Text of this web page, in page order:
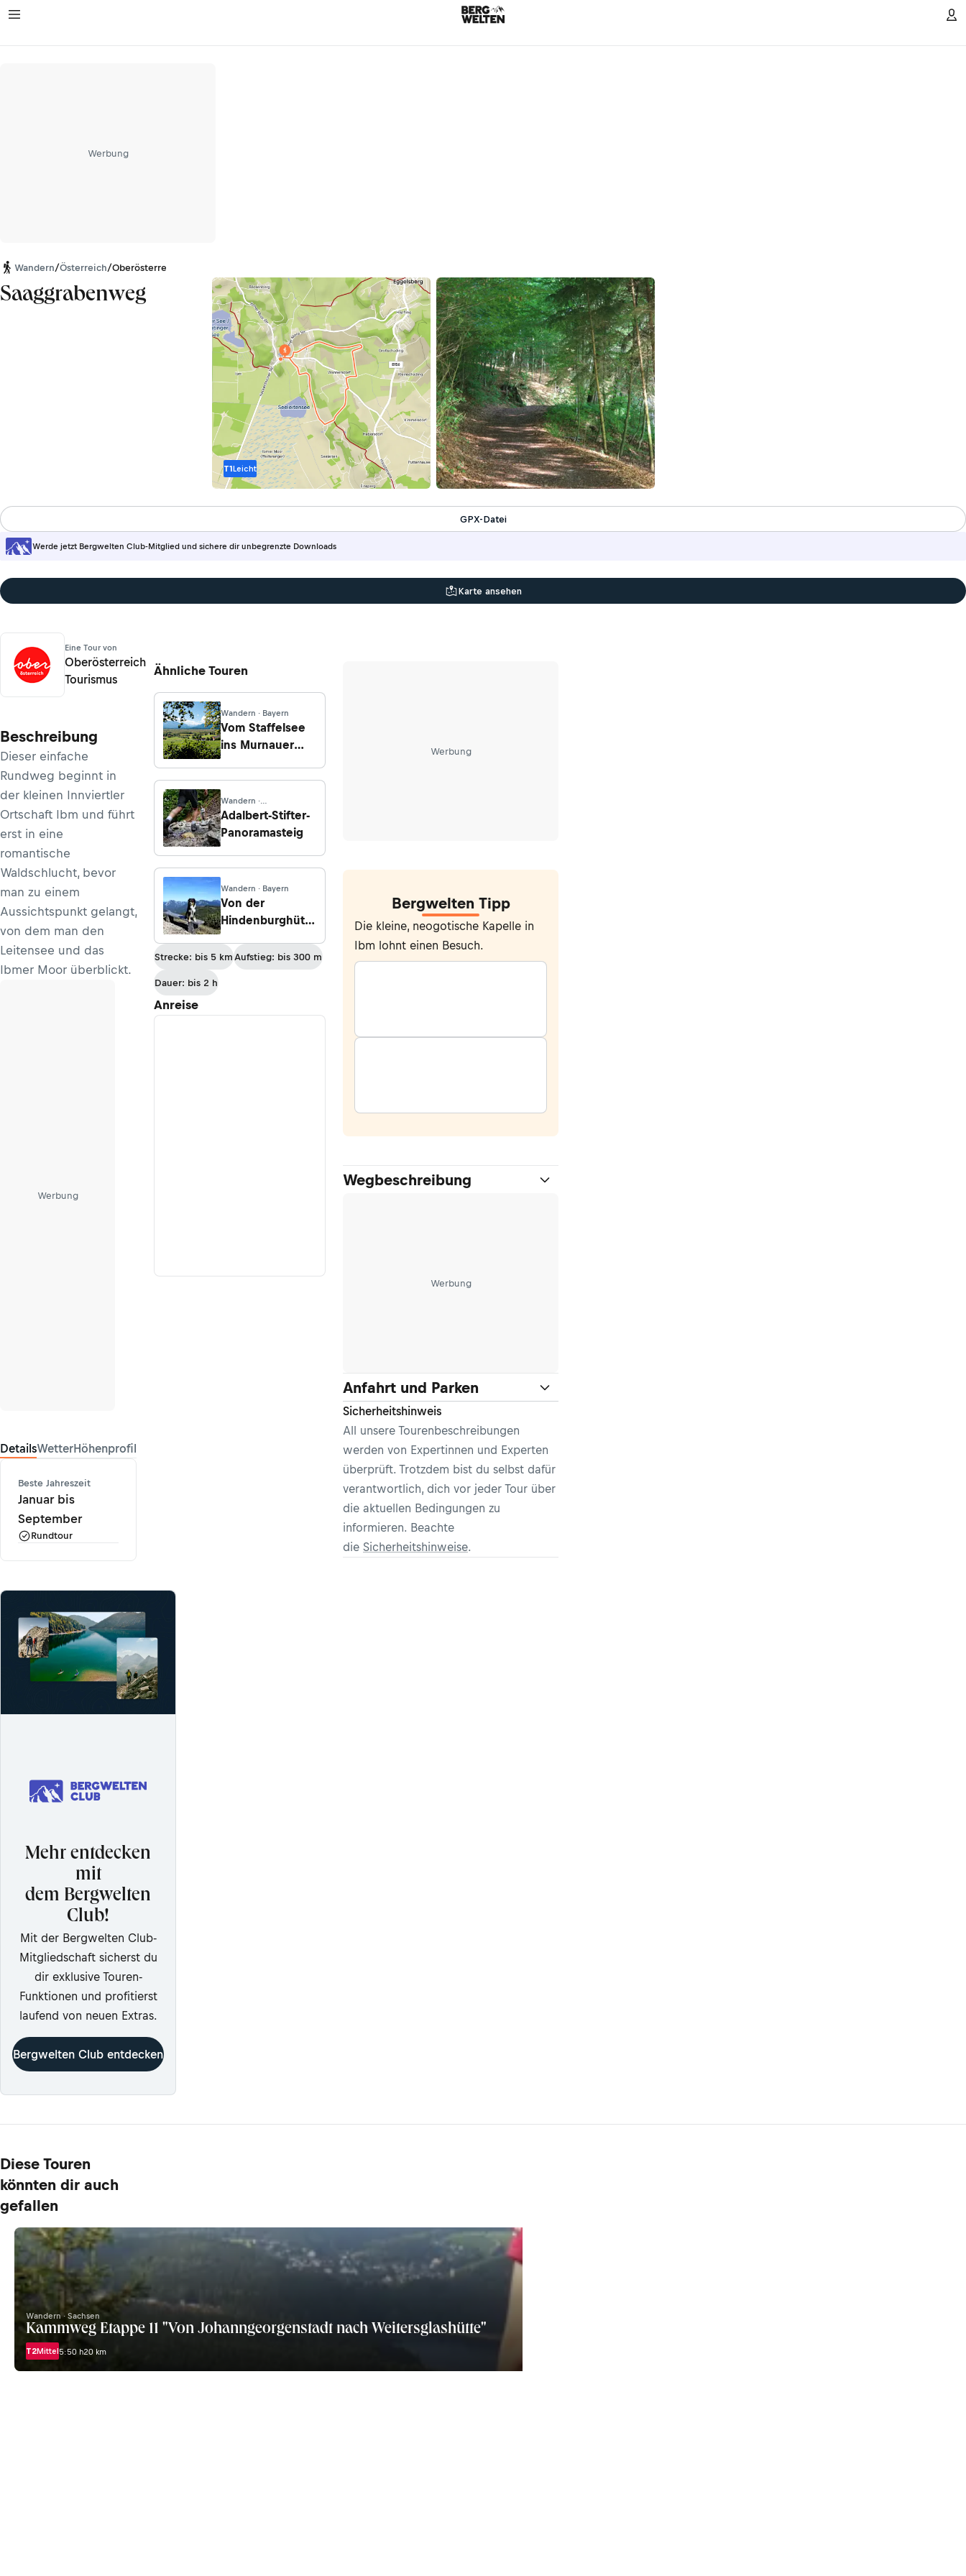
Werbung
Wandern/Österreich/Oberösterreich
Saaggrabenweg
T1Leicht
Werde jetzt Bergwelten Club-Mitglied und sichere dir unbegrenzte Downloads
GPX-Datei
Karte ansehen
Eine Tour von
Oberösterreich
Tourismus
Beschreibung
Dieser einfache
Rundweg beginnt in
der kleinen Innviertler
Ortschaft Ibm und führt
erst in eine
romantische
Waldschlucht, bevor
man zu einem
Aussichtspunkt gelangt,
von dem man den
Leitensee und das
Ibmer Moor überblickt.
Werbung
DetailsWetterHöhenprofil
Beste Jahreszeit
Januar bis
September
Rundtour
Ähnliche Touren
Wandern · Bayern
Vom Staffelsee
ins Murnauer
Wandern ·
Oberösterreich
Adalbert-Stifter-
Panoramasteig
Wandern · Bayern
Von der
Hindenburghütte
Felsenquelle
Strecke: bis 5 km Aufstieg: bis 300 m
Dauer: bis 2 h
Anreise
Werbung
Bergwelten Tipp
Die kleine, neogotische Kapelle in
Ibm lohnt einen Besuch.
Wegbeschreibung
Werbung
Anfahrt und Parken
Sicherheitshinweis
All unsere Tourenbeschreibungen
werden von Expertinnen und Experten
überprüft. Trotzdem bist du selbst dafür
verantwortlich, dich vor jeder Tour über
die aktuellen Bedingungen zu
informieren. Beachte
die Sicherheitshinweise.
Mehr entdecken
mit
dem Bergwelten
Club!
Mit der Bergwelten Club-
Mitgliedschaft sicherst du
dir exklusive Touren-
Funktionen und profitierst
laufend von neuen Extras.
Bergwelten Club entdecken
Diese Touren
könnten dir auch
gefallen
Wandern · Sachsen
Kammweg Etappe 11 "Von Johanngeorgenstadt nach Weitersglashütte"
T2Mittel5:50 h20 km